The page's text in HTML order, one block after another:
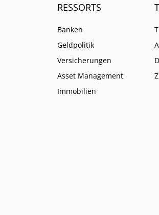
RESSORTS
Banken
Geldpolitik
Versicherungen
Asset Management
Immobilien